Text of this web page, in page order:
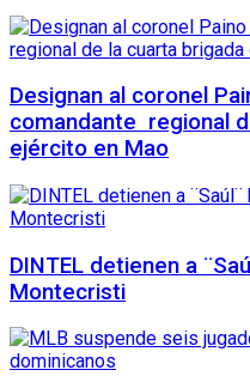
Designan al coronel
comandante regional
ejército en Mao
DINTEL detienen a
Montecristi